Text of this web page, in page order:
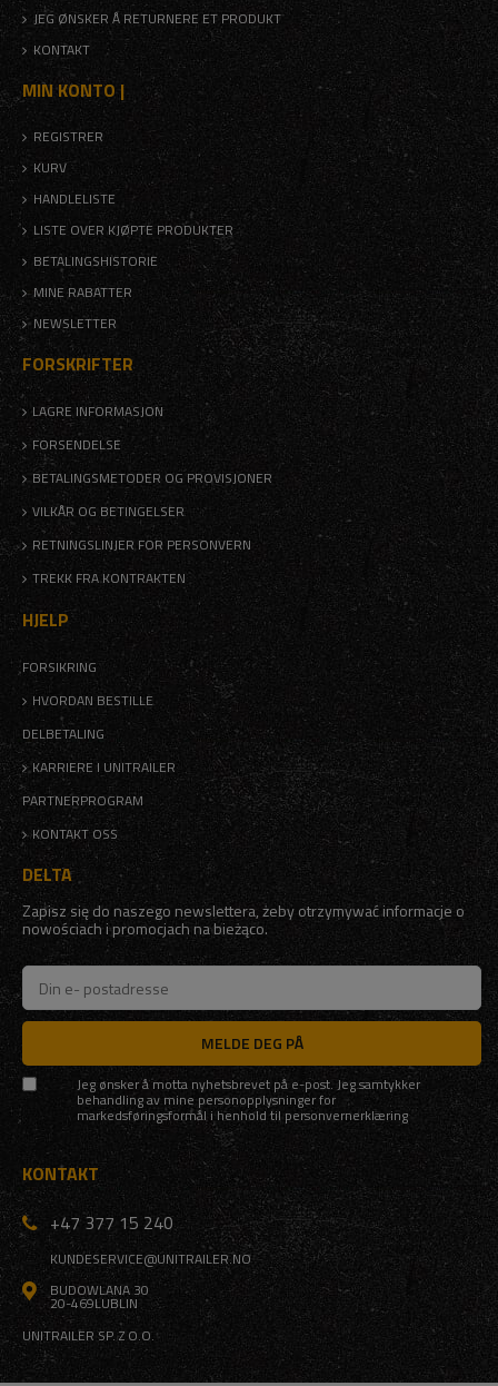
JEG ØNSKER Å RETURNERE ET PRODUKT
KONTAKT
MIN KONTO |
REGISTRER
KURV
HANDLELISTE
LISTE OVER KJØPTE PRODUKTER
BETALINGSHISTORIE
MINE RABATTER
NEWSLETTER
FORSKRIFTER
LAGRE INFORMASJON
FORSENDELSE
BETALINGSMETODER OG PROVISJONER
VILKÅR OG BETINGELSER
RETNINGSLINJER FOR PERSONVERN
TREKK FRA KONTRAKTEN
HJELP
FORSIKRING
HVORDAN BESTILLE
DELBETALING
KARRIERE I UNITRAILER
PARTNERPROGRAM
KONTAKT OSS
DELTA
Zapisz się do naszego newslettera, żeby otrzymywać informacje o
nowościach i promocjach na bieżąco.
MELDE DEG PÅ
Jeg ønsker å motta nyhetsbrevet på e-post. Jeg samtykker
behandling av mine personopplysninger for
markedsføringsformål i henhold til personvernerklæring
KONTAKT
+47 377 15 240
KUNDESERVICE@UNITRAILER.NO
BUDOWLANA 30
20-469LUBLIN
UNITRAILER SP. Z O.O.